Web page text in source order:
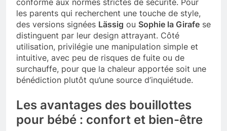
conforme aux normes strictes de sécurité. Pour
les parents qui recherchent une touche de style,
des versions signées Lässig ou Sophie la Girafe se
distinguent par leur design attrayant. Côté
utilisation, privilégie une manipulation simple et
intuitive, avec peu de risques de fuite ou de
surchauffe, pour que la chaleur apportée soit une
bénédiction plutôt qu’une source d’inquiétude.
Les avantages des bouillottes
pour bébé : confort et bien-être